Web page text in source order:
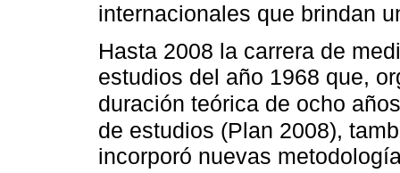
internacionales que brindan
Hasta 2008 la carrera de
estudios del año 1968 que,
duración teórica de ocho años
de estudios (Plan 2008),
incorporó nuevas